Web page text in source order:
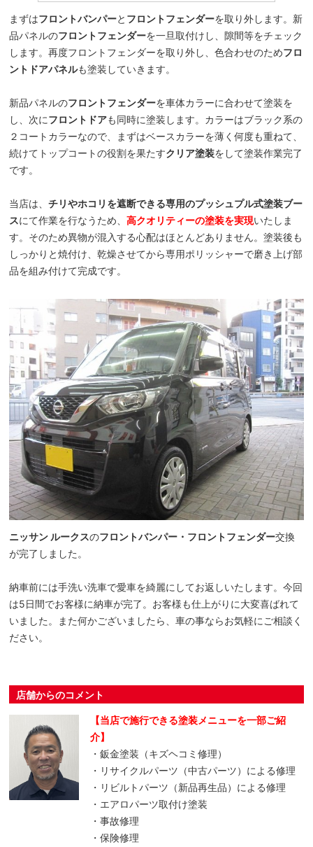
まずはフロントバンパーと フロントフェンダーを取り外します。新
品パネルのフロントフェンダーを一旦取付けし、隙間等をチェック
します。再度フロントフェンダーを取り外し、色合わせのためフロ
ントドアパネルも塗装していきます。
新品パネルのフロントフェンダーを車体カラーに合わせて塗装を
し、次にフロントドアも同時に塗装します。カラーはブラック系の
２コートカラーなので、まずはベースカラーを薄く何度も重ねて、
続けてトップコートの役割を果たすクリア塗装をして塗装作業完了
です。
当店は、チリやホコリを遮断できる専用のプッシュプル式塗装ブー
スにて作業を行なうため、高クオリティーの塗装を実現いたしま
す。そのため異物が混入する心配はほとんどありません。塗装後も
しっかりと焼付け、乾燥させてから専用ポリッシャーで磨き上げ部
品を組み付けて完成です。
ニッサン ルークスのフロントバンパー・フロントフェンダー交換
が完了しました。
納車前には手洗い洗車で愛車を綺麗にしてお返しいたします。今回
は5日間でお客様に納車が完了。お客様も仕上がりに大変喜ばれて
いました。また何かございましたら、車の事ならお気軽にご相談く
ださい。
店舗からのコメント
【当店で施行できる塗装メニューを一部ご紹
介】
・鈑金塗装（キズヘコミ修理）
・リサイクルパーツ（中古パーツ）による修理
・リビルトパーツ（新品再生品）による修理
・エアロパーツ取付け塗装
・事故修理
・保険修理